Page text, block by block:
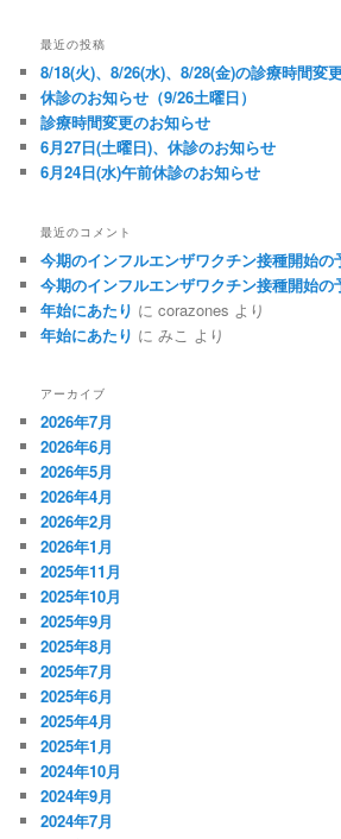
最近の投稿
8/18(火)、8/26(水)、8/28(金)の診療時間変
休診のお知らせ（9/26土曜日）
診療時間変更のお知らせ
6月27日(土曜日)、休診のお知らせ
6月24日(水)午前休診のお知らせ
最近のコメント
今期のインフルエンザワクチン接種開始の
今期のインフルエンザワクチン接種開始の
年始にあたり にcorazones より
年始にあたり にみこ より
アーカイブ
2026年7月
2026年6月
2026年5月
2026年4月
2026年2月
2026年1月
2025年11月
2025年10月
2025年9月
2025年8月
2025年7月
2025年6月
2025年4月
2025年1月
2024年10月
2024年9月
2024年7月